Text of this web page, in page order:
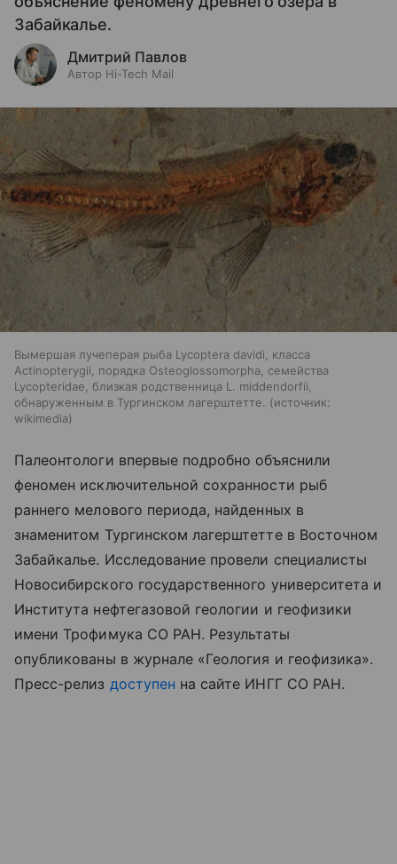
Забайкалье.
Дмитрий Павлов
Автор Hi-Tech Mail
Вымершая лучеперая рыба Lycoptera davidi, класса
Actinopterygii, порядка Osteoglossomorpha, семейства
Lycopteridae, близкая родственница L. middendorfii,
обнаруженным в Тургинском лагерштетте.
источник:
wikimedia
Палеонтологи впервые подробно объяснили
феномен исключительной сохранности рыб
раннего мелового периода, найденных в
знаменитом Тургинском лагерштетте в Восточном
Забайкалье. Исследование провели специалисты
Новосибирского государственного университета и
Института нефтегазовой геологии и геофизики
имени Трофимука СО РАН. Результаты
опубликованы в журнале «Геология и геофизика».
Пресс-релиз доступен на сайте ИНГГ СО РАН.